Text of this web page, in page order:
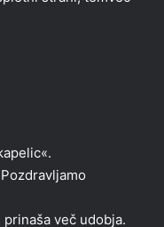
več udobja.